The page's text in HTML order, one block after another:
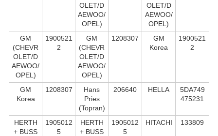
OLET/D
AEWOO/
OPEL)
OLET/D
AEWOO/
OPEL)
GM
(CHEVR
OLET/D
AEWOO/
OPEL)
1900521
2
GM
(CHEVR
OLET/D
AEWOO/
OPEL)
1208307
GM
Korea
1900521
2
GM
Korea
1208307
Hans
Pries
(Topran)
206640 HELLA
5DA749
475231
HERTH
+ BUSS
1905012
5
HERTH
+ BUSS
1905012
5
HITACHI 133809